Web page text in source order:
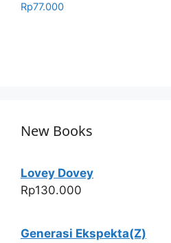
Rp77.000
New Books
Lovey Dovey
Rp130.000
Generasi Ekspekta(Z)